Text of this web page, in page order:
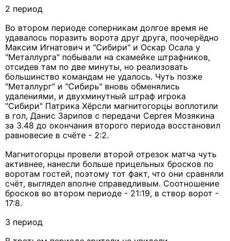
2 период
Во втором периоде соперникам долгое время не
удавалось поразить ворота друг друга, поочерёдно
Максим Игнатович и "Сибири" и Оскар Осала у
"Металлурга" побывали на скамейке штрафников,
отсидев там по две минуты, но реализовать
большинство командам не удалось. Чуть позже
"Металлург" и "Сибирь" вновь обменялись
удалениями, и двухминутный штраф игрока
"Сибири" Патрика Хёрсли магнитогорцы воплотили
в гол, Данис Зарипов с передачи Сергея Мозякина
за 3.48 до окончания второго периода восстановил
равновесие в счёте - 2:2.
Магнитогорцы провели второй отрезок матча чуть
активнее, нанесли больше прицельных бросков по
воротам гостей, поэтому тот факт, что они сравняли
счёт, выглядел вполне справедливым. Соотношение
бросков во втором периоде - 21:19, в створ ворот -
17:8.
3 период